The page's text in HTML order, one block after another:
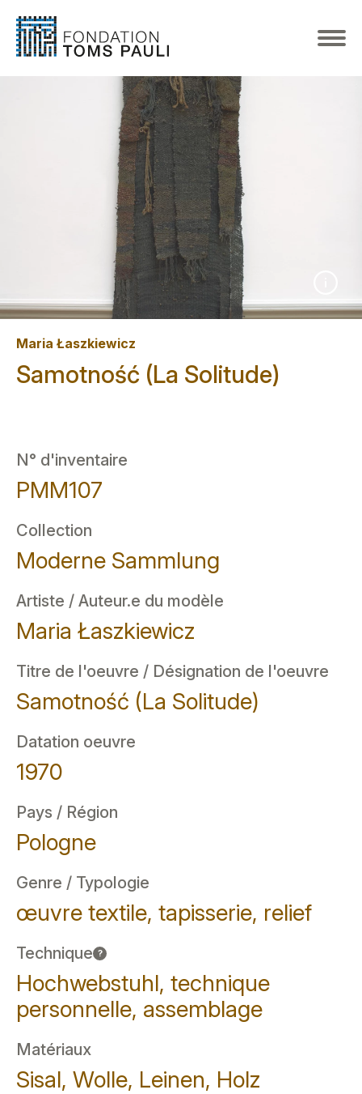
Maria Łaszkiewicz
Samotność (La Solitude)
N° d'inventaire
PMM107
Collection
Moderne Sammlung
Artiste / Auteur.e du modèle
Maria Łaszkiewicz
Titre de l'oeuvre / Désignation de l'oeuvre
Samotność (La Solitude)
Datation oeuvre
1970
Pays / Région
Pologne
Genre / Typologie
œuvre textile, tapisserie, relief
Technique ?
Hochwebstuhl, technique
personnelle, assemblage
Matériaux
Sisal, Wolle, Leinen, Holz